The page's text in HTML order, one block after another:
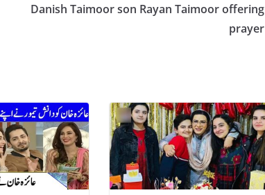
Danish Taimoor son Rayan Taimoor offering
prayer